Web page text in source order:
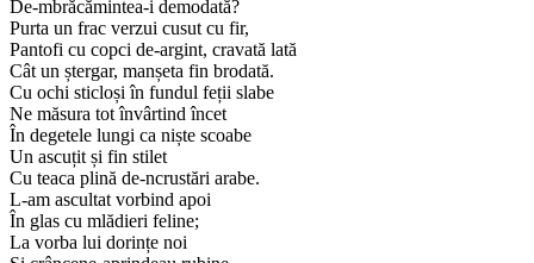
De-mbrăcămintea-i demodată?
Purta un frac verzui cusut cu fir,
Pantofi cu copci de-argint, cravată lată
Cât un ștergar, manșeta fin brodată.
Cu ochi sticloși în fundul feții slabe
Ne măsura tot învârtind încet
În degetele lungi ca niște scoabe
Un ascuțit și fin stilet
Cu teaca plină de-ncrustări arabe.
L-am ascultat vorbind apoi
În glas cu mlădieri feline;
La vorba lui dorințe noi